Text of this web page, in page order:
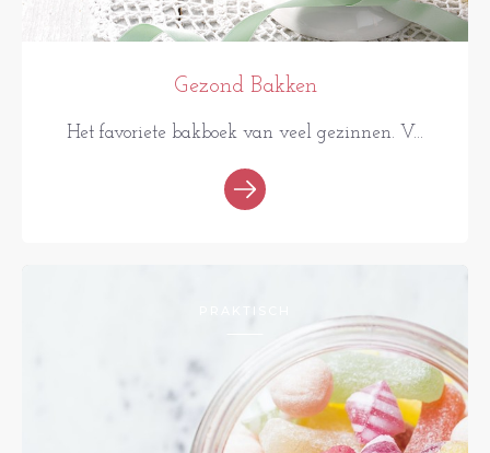
Gezond Bakken
Het favoriete bakboek van veel gezinnen. V...
PRAKTISCH